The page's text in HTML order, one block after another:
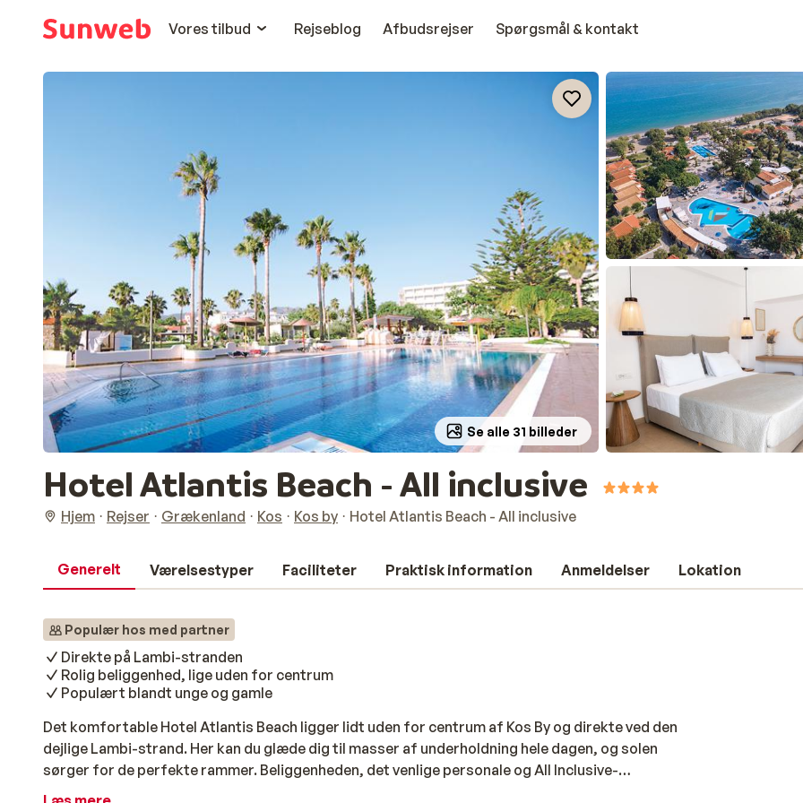
Vores tilbud
Rejseblog Afbudsrejser Spørgsmål & kontakt
Se alle 31 billeder
Hotel Atlantis Beach - All inclusive
Hjem Rejser Grækenland Kos Kos by Hotel Atlantis Beach - All inclusive
Generelt Værelsestyper Faciliteter Praktisk information Anmeldelser Lokation
Populær hos med partner
Direkte på Lambi-stranden
Rolig beliggenhed, lige uden for centrum
Populært blandt unge og gamle
Det komfortable Hotel Atlantis Beach ligger lidt uden for centrum af Kos By og direkte ved den
dejlige Lambi-strand. Her kan du glæde dig til masser af underholdning hele dagen, og solen
sørger for de perfekte rammer. Beliggenheden, det venlige personale og All Inclusive-
programmet gør hotellet til et oplagt valg til en ferie med hele familien. Det er ikke uden grund